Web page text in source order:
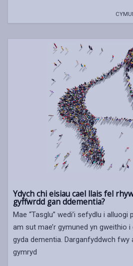
Ydych chi eisiau cael llais fel
gyffwrdd gan ddementia?
Mae “Tasglu” wedi’i sefydlu i
am sut mae’r gymuned yn gweithio
gyda dementia. Darganfyddwch fwy
gymryd